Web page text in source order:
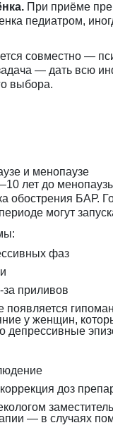
При приёме
педиатром,
совместно —
— дать всю
выбора.
и менопаузе
лет до
обострения БАР.
могут
фаз
приливов
у женщин,
депрессивные
доз
— в случаях